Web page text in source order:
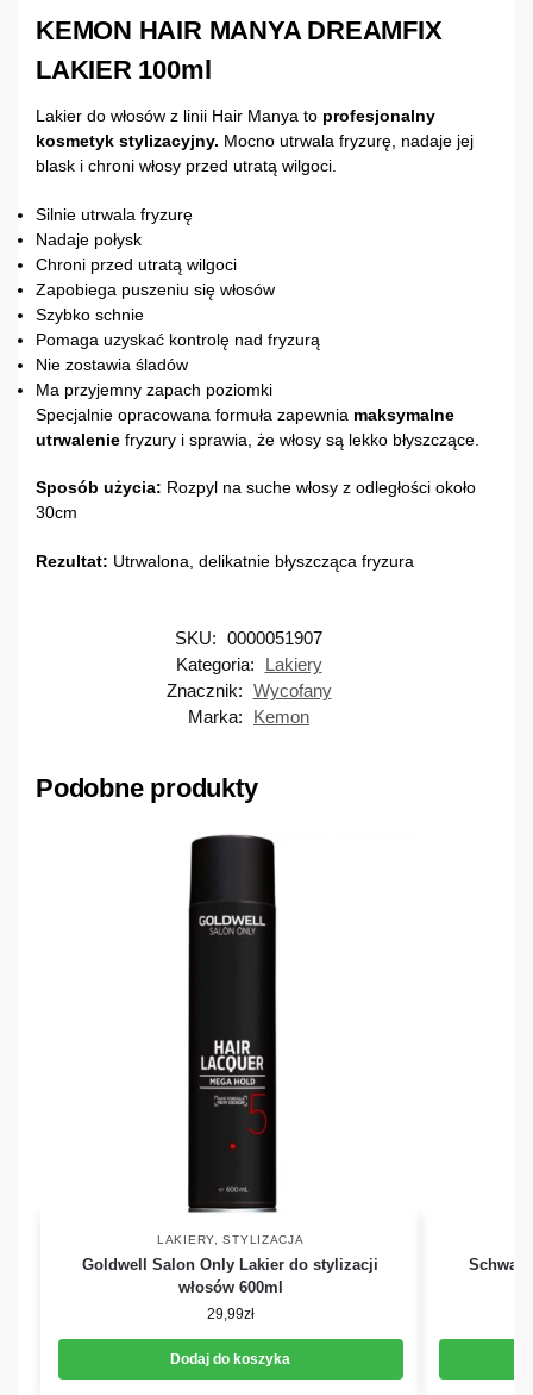
KEMON HAIR MANYA DREAMFIX
LAKIER 100ml
Lakier do włosów z linii Hair Manya to profesjonalny
kosmetyk stylizacyjny. Mocno utrwala fryzurę, nadaje jej
blask i chroni włosy przed utratą wilgoci.
Silnie utrwala fryzurę
Nadaje połysk
Chroni przed utratą wilgoci
Zapobiega puszeniu się włosów
Szybko schnie
Pomaga uzyskać kontrolę nad fryzurą
Nie zostawia śladów
Ma przyjemny zapach poziomki
Specjalnie opracowana formuła zapewnia maksymalne
utrwalenie fryzury i sprawia, że włosy są lekko błyszczące.
Sposób użycia: Rozpyl na suche włosy z odległości około
30cm
Rezultat: Utrwalona, delikatnie błyszcząca fryzura
SKU: 0000051907
Kategoria:
Lakiery
Znacznik: Wycofany
Marka:
Kemon
Podobne produkty
LAKIERY ,STYLIZACJA
Goldwell Salon Only Lakier do stylizacji
włosów 600ml
29,99zł
Dodaj do koszyka